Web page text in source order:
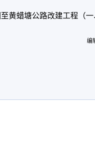
蜡塘公路改建工程（一
编